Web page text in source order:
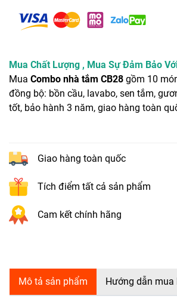
Mua Chất Lượng , Mua Sự Đảm Bảo
Mua Combo nhà tắm CB28 gồm 10
đồng bộ: bồn cầu, lavabo, sen tắm,
tốt, bảo hành 3 năm, giao hàng toàn
Giao hàng toàn quốc
Tích điểm tất cả sản phẩm
Cam kết chính hãng
Mô tả sản phẩm Hướng dẫn mua